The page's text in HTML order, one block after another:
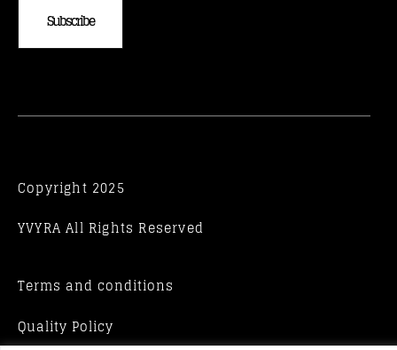
Subscribe
Copyright 2025
YVYRA All Rights Reserved
Terms and conditions
Quality Policy